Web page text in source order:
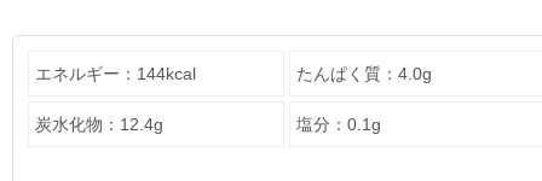
エネルギー：144kcal たんぱく質：4.0g
炭水化物：12.4g 塩分：0.1g